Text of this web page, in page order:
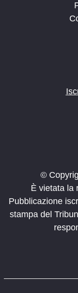
©
È vietata la
Pubblicazione
stampa del